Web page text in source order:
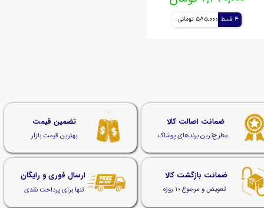
4 قسط 585,000 تومانی
ضمانت اصالت کالا
مطرح‌ترین برندهای پوشاک
تعویض و مرجوع 10 روزه
ضمانت بازگشت کالا ارسال فوری و رایگان
تنها برای پرداخت نقدی
تضمین قیمت
بهترین قیمت بازار